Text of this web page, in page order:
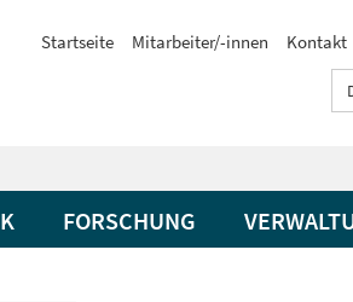
Startseite Mitarbeiter/-innen Kontakt
FORSCHUNG